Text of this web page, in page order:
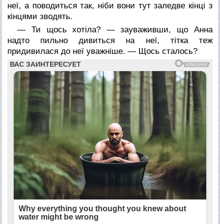
неї, а поводиться так, ніби вони тут заледве кінці з
кінцями зводять.
— Ти щось хотіла? — зауваживши, що Анна
надто пильно дивиться на неї, тітка теж
придивилася до неї уважніше. — Щось сталось?